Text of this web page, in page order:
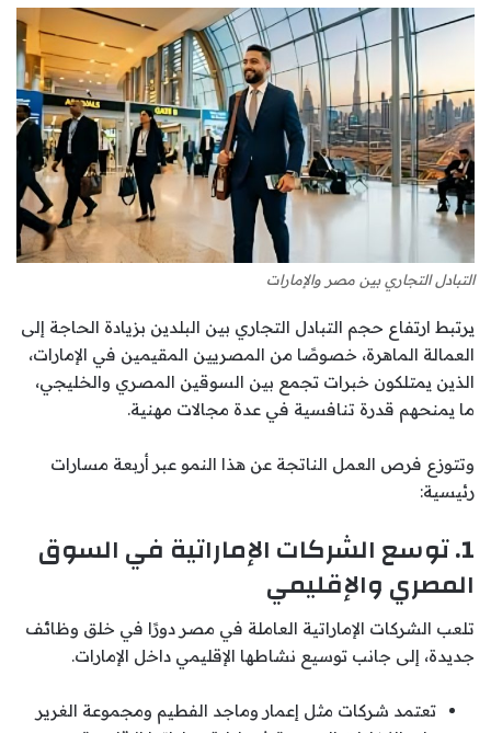
التبادل التجاري بين مصر والإمارات
يرتبط ارتفاع حجم التبادل التجاري بين البلدين بزيادة الحاجة إلى
العمالة الماهرة، خصوصًا من المصريين المقيمين في الإمارات،
الذين يمتلكون خبرات تجمع بين السوقين المصري والخليجي،
ما يمنحهم قدرة تنافسية في عدة مجالات مهنية.
وتتوزع فرص العمل الناتجة عن هذا النمو عبر أربعة مسارات
رئيسية:
1. توسع الشركات الإماراتية في السوق
المصري والإقليمي
تلعب الشركات الإماراتية العاملة في مصر دورًا في خلق وظائف
جديدة، إلى جانب توسيع نشاطها الإقليمي داخل الإمارات.
تعتمد شركات مثل إعمار وماجد الفطيم ومجموعة الغرير